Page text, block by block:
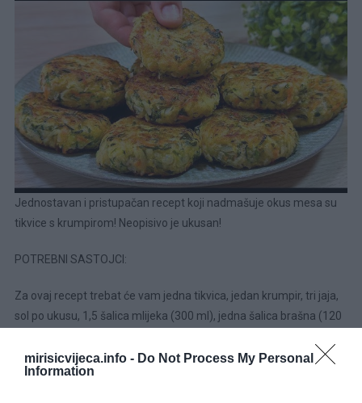
mirisicvijeca.info - Do Not Process My Personal
Information
Jednostavan i pristupačan recept koji nadmašuje okus mesa su
tikvice s krumpirom! Neopisivo je ukusan!
POTREBNI SASTOJCI:
Za ovaj recept trebat će vam jedna tikvica, jedan krumpir, tri jaja,
sol po ukusu, 1,5 šalica mlijeka (300 ml), jedna šalica brašna (120
vezicu sitno nasjeckanog mladog luka i po prstohvat sitno
nasjeckanog peršina i kopra.